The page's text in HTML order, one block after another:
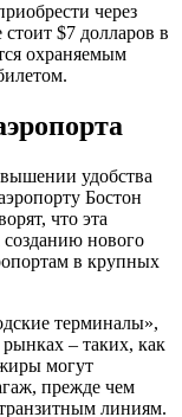
через
$7 долларов в
охраняемым
удобства
Бостон
что эта
нового
в крупных
терминалы»,
– таких, как
могут
прежде чем
линиям.